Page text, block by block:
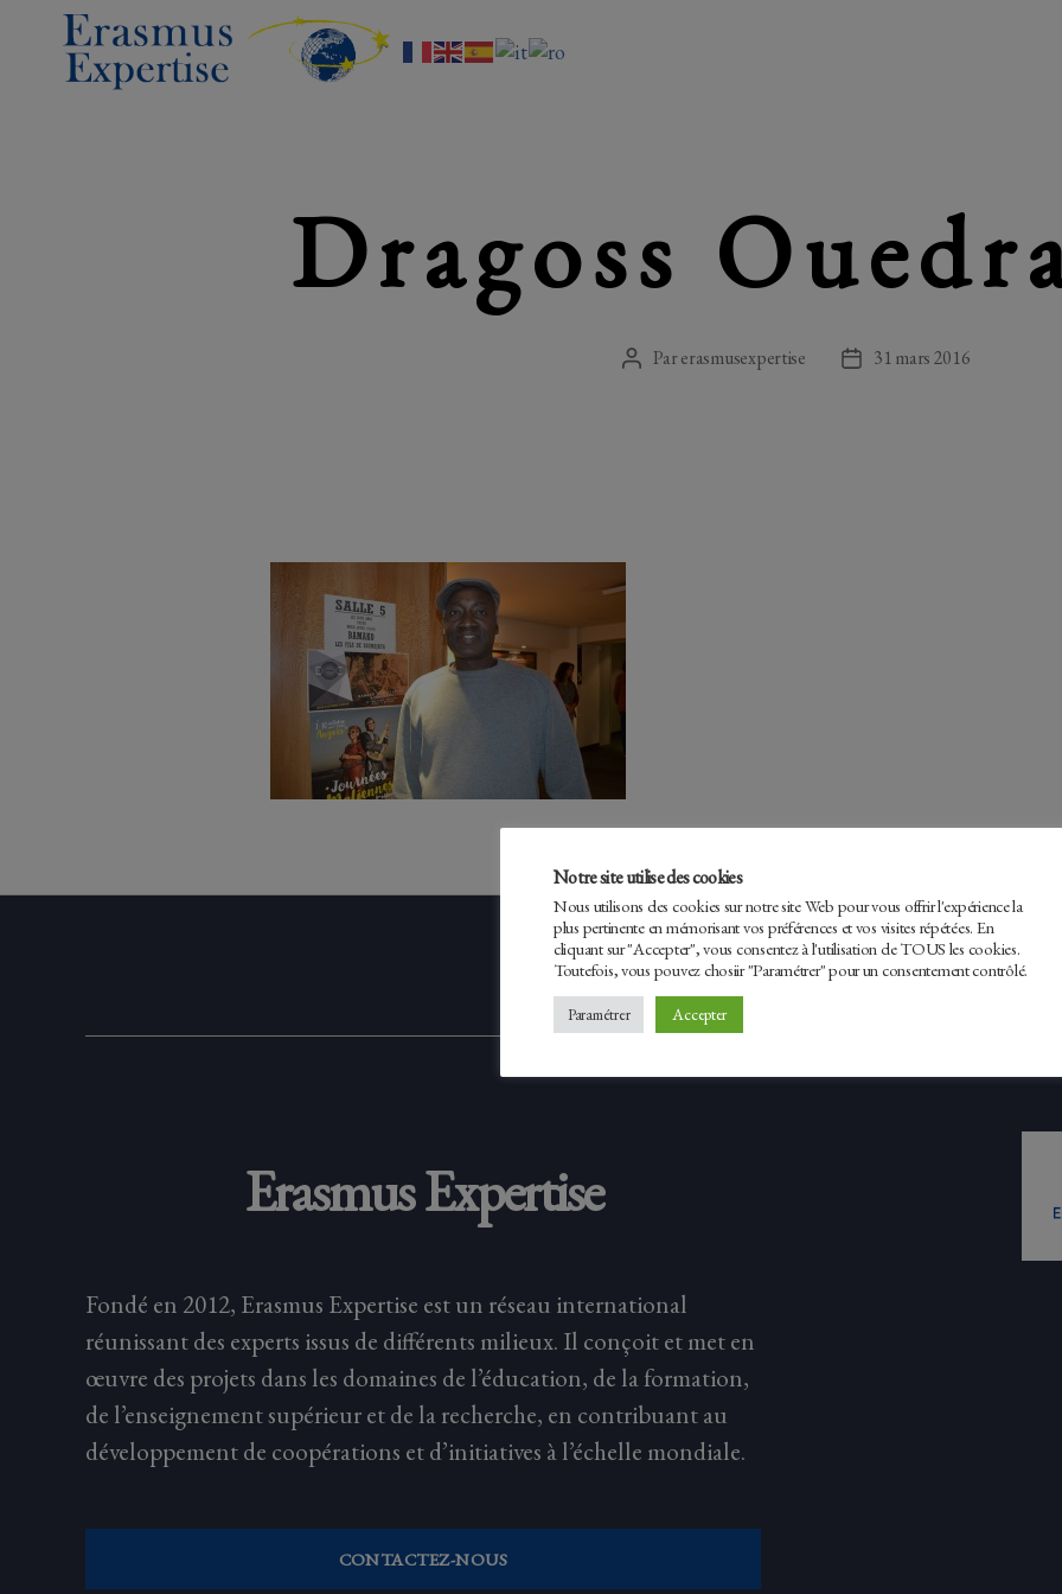
Dragoss
Auteur
Parerasmusexpertise
Date31 mars 2016
Facebook
Erasmus Expertise
Fondé en 2012, Erasmus Expertise est un réseau international
réunissant des experts issus de différents milieux. Il conçoit et met en
œuvre des projets dans les domaines de l’éducation, de la formation,
de l’enseignement supérieur et de la recherche, en contribuant au
développement de coopérations et d’initiatives à l’échelle mondiale.
CONTACTEZ-NOUS
Notre site utilise des cookies
Nous utilisons des cookies sur notre site Web pour vous offrir l'expérience la
plus pertinente en mémorisant vos préférences et vos visites répétées. En
cliquant sur "Accepter", vous consentez à l'utilisation de TOUS les cookies.
Toutefois, vous pouvez chosiir "Paramétrer" pour un consentement contrôlé.
Paramétrer Accepter